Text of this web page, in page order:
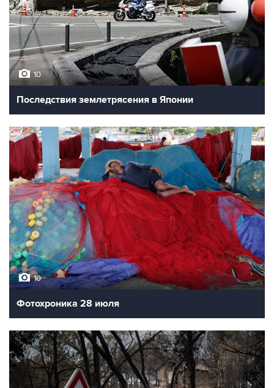
10
Последствия землетрясения в Японии
10
Фотохроника 28 июля